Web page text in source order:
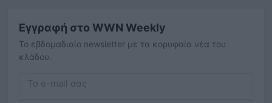
Εγγραφή στο WWN Weekly
Το εβδομαδιαίο newsletter με τα κορυφαία νέα του
κλάδου.